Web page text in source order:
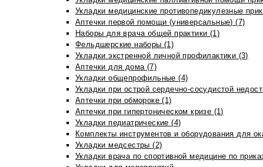
Укладки медицинские противопедикулезные
Аптечки первой помощи (универсальные) (7)
Наборы для врача общей практики (1)
Фельдшерские наборы (1)
Укладки экстренной личной профилактики (3)
Аптечки для дома (7)
Укладки общепрофильные (4)
Укладки при острой сердечно-сосудистой
Аптечки при обмороке (1)
Аптечки при гипертоническом кризе (1)
Укладки педиатрические (4)
Комплекты инструментов и оборудования для
Укладки медсестры (2)
Укладки врача по спортивной медицине по